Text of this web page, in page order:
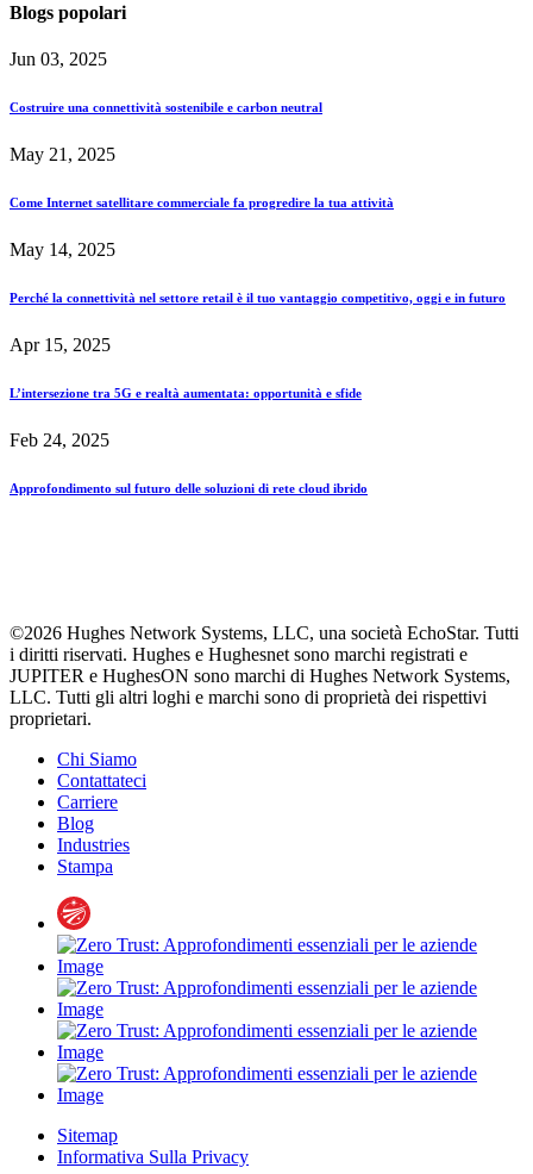
Blogs popolari
Jun 03, 2025
Costruire una connettività sostenibile e carbon neutral
May 21, 2025
Come Internet satellitare commerciale fa progredire la tua attività
May 14, 2025
Perché la connettività nel settore retail è il tuo vantaggio competitivo, oggi e in futuro
Apr 15, 2025
L’intersezione tra 5G e realtà aumentata: opportunità e sfide
Feb 24, 2025
Approfondimento sul futuro delle soluzioni di rete cloud ibrido
©2026 Hughes Network Systems, LLC, una società EchoStar. Tutti
i diritti riservati. Hughes e Hughesnet sono marchi registrati e
JUPITER e HughesON sono marchi di Hughes Network Systems,
LLC. Tutti gli altri loghi e marchi sono di proprietà dei rispettivi
proprietari.
Chi Siamo
Contattateci
Carriere
Blog
Industries
Stampa
Sitemap
Informativa Sulla Privacy